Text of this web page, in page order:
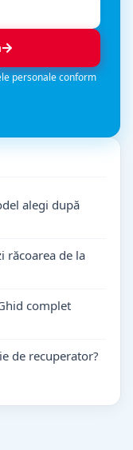
personale conform
alegi după
răcoarea de la
complet
de recuperator?